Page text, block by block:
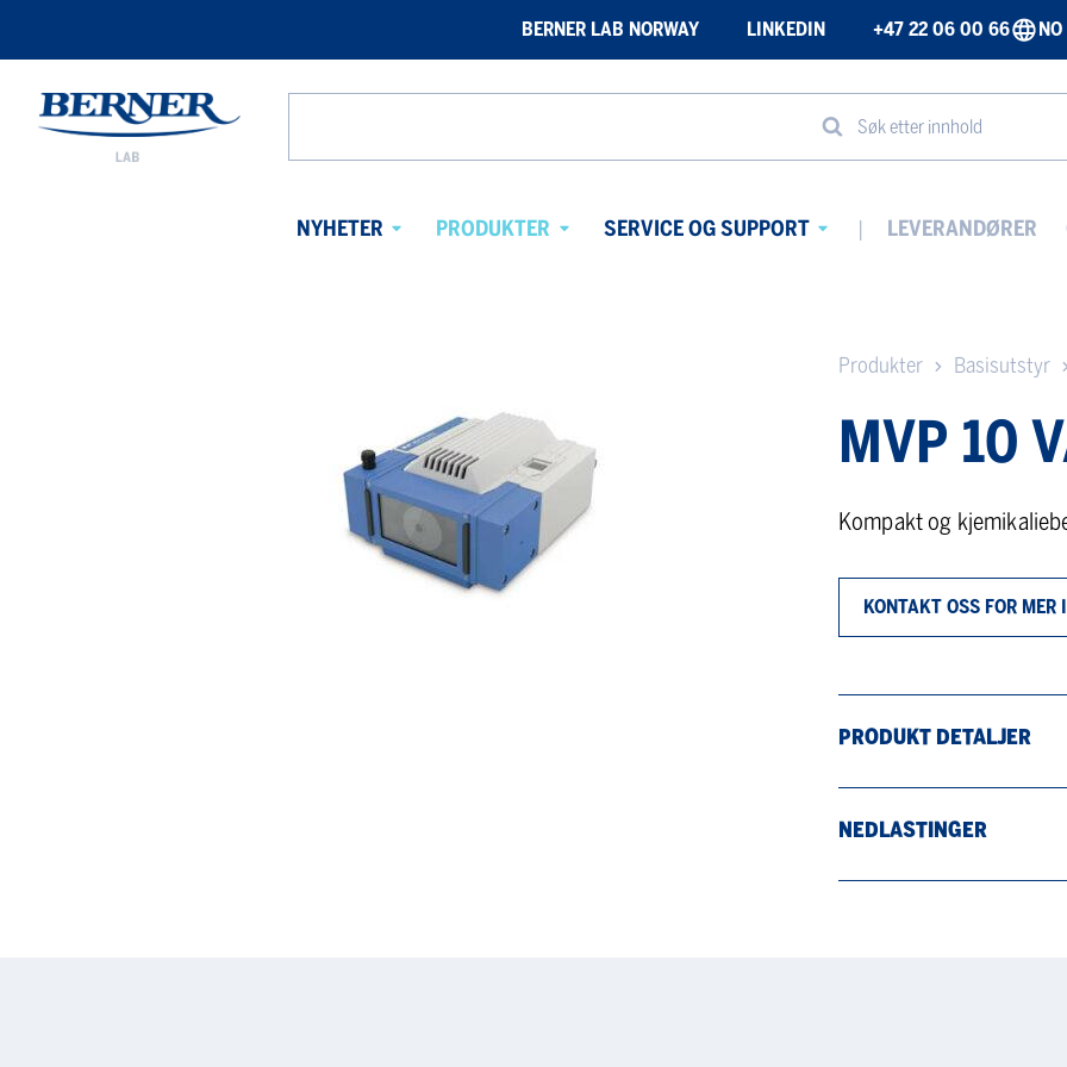
BERNER LAB NORWAY LINKEDIN +47 22 06 00 66 NO
Berner
Lab
from
Søk etter innhold
NYHETER
PRODUKTER
SERVICE OG SUPPORT
LEVERANDØRER
Produkter Basisutstyr
MVP 10
Kompakt og
KONTAKT OSS FOR MER
PRODUKT DETALJER
NEDLASTINGER